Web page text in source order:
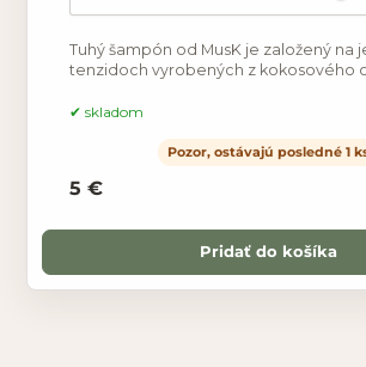
Tuhý šampón od MusK je založený na
tenzidoch vyrobených z kokosového
očistiť a práve
skladom
Pozor, ostávajú posledné 1
5 €
Pridať do košíka